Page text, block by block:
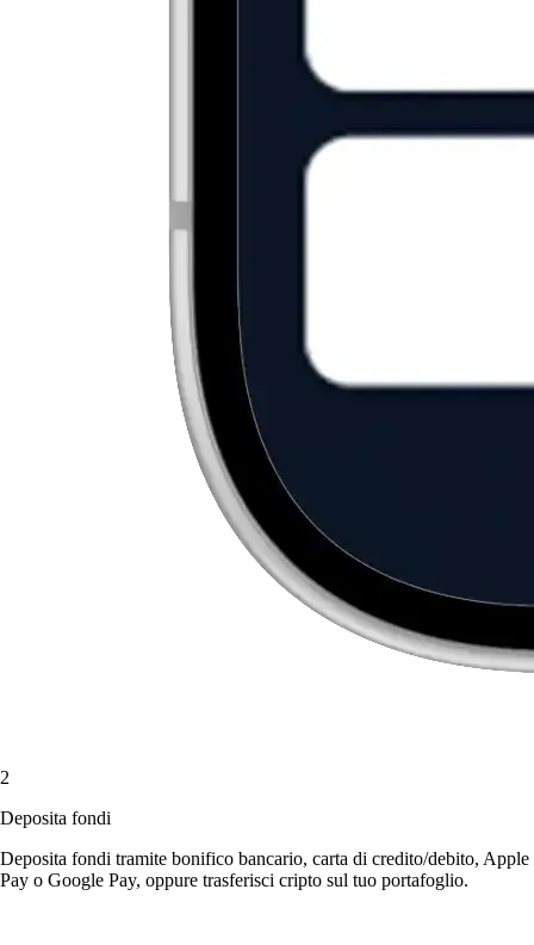
2
Deposita fondi
Deposita fondi tramite bonifico bancario, carta di credito/debito, Apple
Pay o Google Pay, oppure trasferisci cripto sul tuo portafoglio.